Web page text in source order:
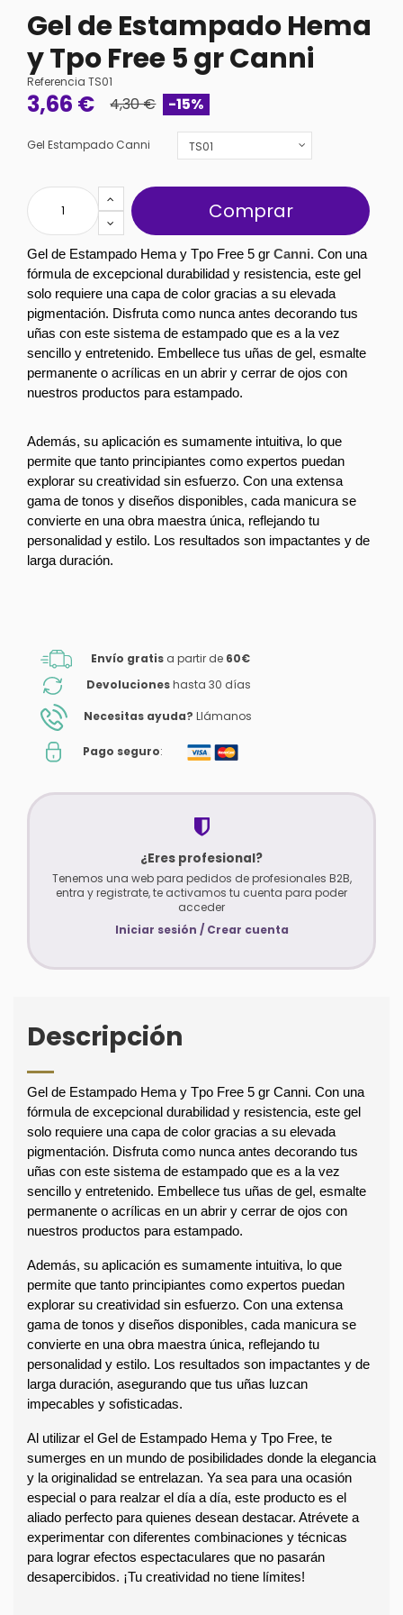
Gel de Estampado Hema
y Tpo Free 5 gr Canni
Referencia TS01
3,66 € 4,30 € -15%
Gel Estampado Canni
Comprar
Gel de Estampado Hema y Tpo Free 5 gr Canni. Con una
fórmula de excepcional durabilidad y resistencia, este gel
solo requiere una capa de color gracias a su elevada
pigmentación. Disfruta como nunca antes decorando tus
uñas con este sistema de estampado que es a la vez
sencillo y entretenido. Embellece tus uñas de gel, esmalte
permanente o acrílicas en un abrir y cerrar de ojos con
nuestros productos para estampado.
Además, su aplicación es sumamente intuitiva, lo que
permite que tanto principiantes como expertos puedan
explorar su creatividad sin esfuerzo. Con una extensa
gama de tonos y diseños disponibles, cada manicura se
convierte en una obra maestra única, reflejando tu
personalidad y estilo. Los resultados son impactantes y de
larga duración.
Envío gratis a partir de 60€
Devolucioneshasta 30 días
Necesitas ayuda? Llámanos
Pago seguro:
¿Eres profesional?
Tenemos una web para pedidos de profesionales B2B,
entra y registrate, te activamos tu cuenta para poder
acceder
Iniciar sesión / Crear cuenta
Descripción
Gel de Estampado Hema y Tpo Free 5 gr Canni. Con una
fórmula de excepcional durabilidad y resistencia, este gel
solo requiere una capa de color gracias a su elevada
pigmentación. Disfruta como nunca antes decorando tus
uñas con este sistema de estampado que es a la vez
sencillo y entretenido. Embellece tus uñas de gel, esmalte
permanente o acrílicas en un abrir y cerrar de ojos con
nuestros productos para estampado.
Además, su aplicación es sumamente intuitiva, lo que
permite que tanto principiantes como expertos puedan
explorar su creatividad sin esfuerzo. Con una extensa
gama de tonos y diseños disponibles, cada manicura se
convierte en una obra maestra única, reflejando tu
personalidad y estilo. Los resultados son impactantes y de
larga duración, asegurando que tus uñas luzcan
impecables y sofisticadas.
Al utilizar el Gel de Estampado Hema y Tpo Free, te
sumerges en un mundo de posibilidades donde la elegancia
y la originalidad se entrelazan. Ya sea para una ocasión
especial o para realzar el día a día, este producto es el
aliado perfecto para quienes desean destacar. Atrévete a
experimentar con diferentes combinaciones y técnicas
para lograr efectos espectaculares que no pasarán
desapercibidos. ¡Tu creatividad no tiene límites!